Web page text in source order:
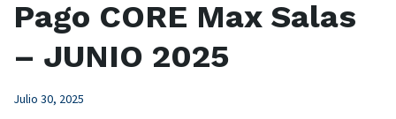
Pago CORE Max Salas
– JUNIO 2025
Julio 30, 2025